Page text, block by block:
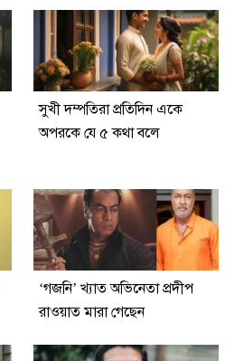
সুখী দম্পতিরা প্রতিদিন একে
অপরকে যে ৫ কথা বলে
‘গজনি’ খ্যাত অভিনেতা প্রদীপ
রাওয়াত মারা গেছেন